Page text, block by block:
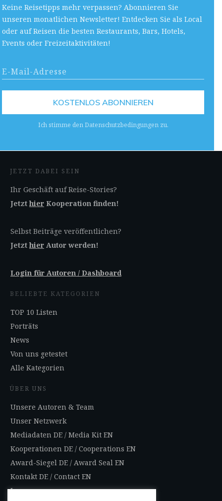
Keine Reisetipps mehr verpassen? Abonnieren Sie
unseren monatlichen Newsletter! Entdecken Sie als Local
oder auf Reisen die besten Restaurants, Bars, Hotels,
Events oder Freizeitaktivitäten!
KOSTENLOS ABONNIEREN
Ich stimme den Datenschutzbedingungen zu.
JETZT DABEI SEIN
Ihr Geschäft auf Reise-Stories?
Jetzthier Kooperation finden!
Selbst Beiträge veröffentlichen?
Jetzthier Autor werden!
Login für Autoren / Dashboard
BELIEBTE KATEGORIEN
TOP 10 Listen
Porträts
News
Von uns getestet
Alle Kategorien
ÜBER UNS
Unsere Autoren & Team
Unser Netzwerk
Mediadaten DE / Media Kit EN
Kooperationen DE / Cooperations EN
Award-Siegel DE / Award Seal EN
Kontakt DE / Contact EN
Impressum